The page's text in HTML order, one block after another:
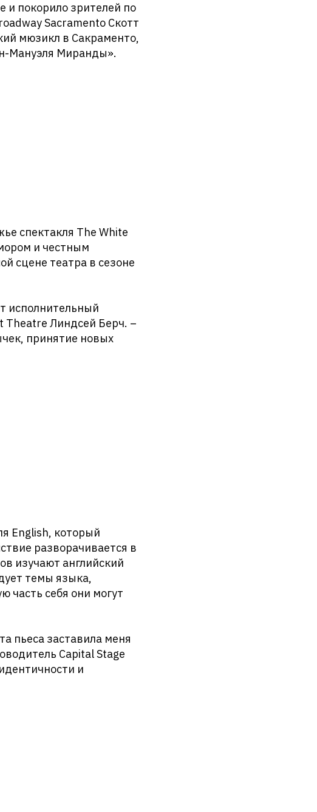
и покорило зрителей по
Sacramento Скотт
мюзикл в Сакраменто,
Мануэля Миранды».
спектакля The White
и честным
сцене театра в сезоне
исполнительный
Theatre Линдсей Берч. –
принятие новых
English, который
разворачивается в
изучают английский
темы языка,
часть себя они могут
пьеса заставила меня
Capital Stage
и